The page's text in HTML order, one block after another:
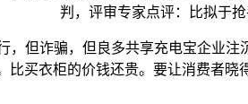
判，评审专家点评：比拟于
诈骗，但良多共享充电宝企业注
比买衣柜的价钱还贵。要让消费者